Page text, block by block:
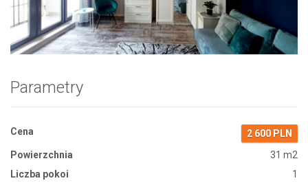
Zdjęcie 1
Parametry
Cena
2 600 PLN
Powierzchnia
31 m2
Liczba pokoi
1